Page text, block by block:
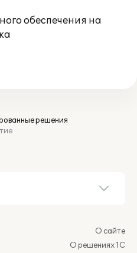
обеспечения на
решения
О сайте
О решениях 1С